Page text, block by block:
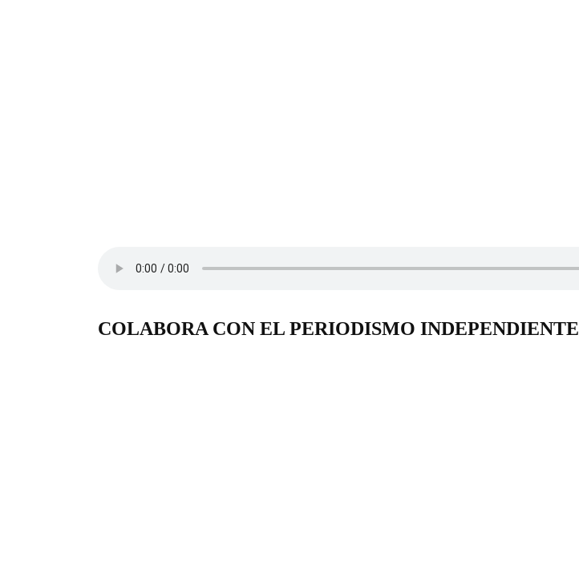
COLABORA CON EL PERIODISMO INDEPENDIENTE